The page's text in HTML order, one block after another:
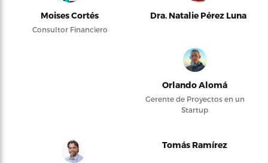
Moises Cortés
Consultor Financiero
Dra. Natalie Pérez Luna
Orlando Alomá
Gerente de Proyectos en un
Startup
Tomás Ramírez